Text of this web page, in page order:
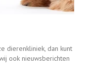
dierenkliniek, dan kunt
ook nieuwsberichten